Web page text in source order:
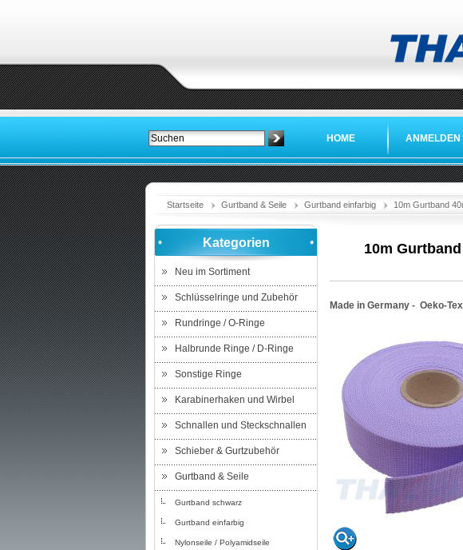
HOME ANMELDEN
Startseite Gurtband & Seile Gurtband einfarbig 10m Gurtband
Kategorien
Neu im Sortiment
Schlüsselringe und Zubehör
Rundringe / O-Ringe
Halbrunde Ringe / D-Ringe
Sonstige Ringe
Karabinerhaken und Wirbel
Schnallen und Steckschnallen
Schieber & Gurtzubehör
Gurtband & Seile
Gurtband schwarz
Gurtband einfarbig
Nylonseile / Polyamidseile
10m
Made in Germany - Oeko-